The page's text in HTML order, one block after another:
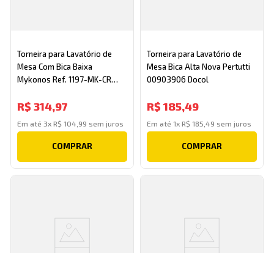
Torneira para Lavatório de
Mesa Com Bica Baixa
Mykonos Ref. 1197-MK-CR
R$ 314,97
Em até 3xR$ 104 99 sem juros
COMPRAR
Torneira para Lavatório de
Mesa Bica Alta Nova Pertutti
00903906 Docol
R$ 185,49
Em até 1x R$ 185 49 sem juros
COMPRAR